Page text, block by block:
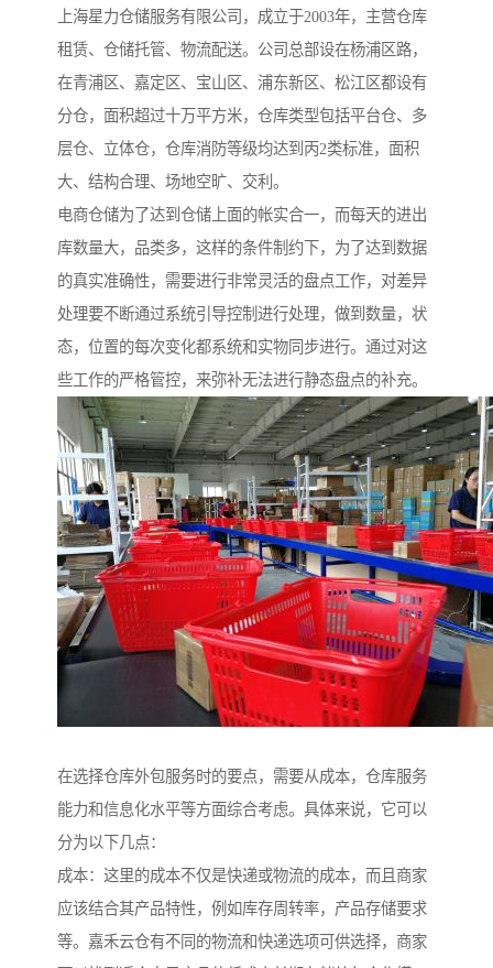
上海星力仓储服务有限公司，成立于2003年，主营仓库
租赁、仓储托管、物流配送。公司总部设在杨浦区路，
在青浦区、嘉定区、宝山区、浦东新区、松江区都设有
分仓，面积超过十万平方米，仓库类型包括平台仓、多
层仓、立体仓，仓库消防等级均达到丙2类标准，面积
大、结构合理、场地空旷、交利。
电商仓储为了达到仓储上面的帐实合一，而每天的进出
库数量大，品类多，这样的条件制约下，为了达到数据
的真实准确性，需要进行非常灵活的盘点工作，对差异
处理要不断通过系统引导控制进行处理，做到数量，状
态，位置的每次变化都系统和实物同步进行。通过对这
些工作的严格管控，来弥补无法进行静态盘点的补充。
在选择仓库外包服务时的要点，需要从成本，仓库服务
能力和信息化水平等方面综合考虑。具体来说，它可以
分为以下几点：
成本：这里的成本不仅是快递或物流的成本，而且商家
应该结合其产品特性，例如库存周转率，产品存储要求
等。嘉禾云仓有不同的物流和快递选项可供选择，商家